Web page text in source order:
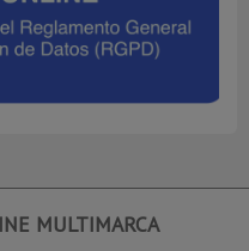
MULTIMARCA